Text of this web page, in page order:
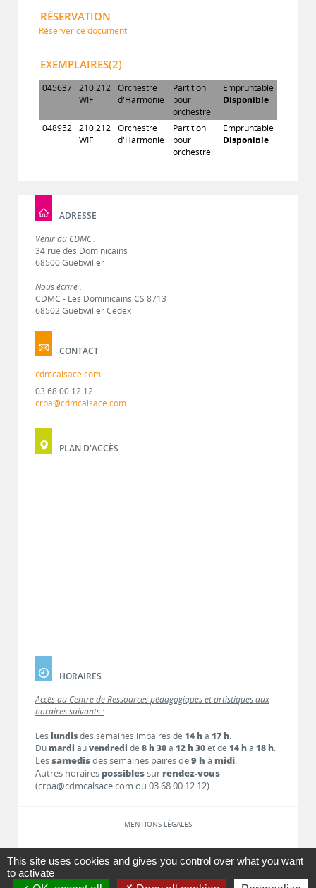
RÉSERVATION
Réserver ce document
EXEMPLAIRES(2)
045637 210.212
WIF
Orchestre
d'Harmonie
Partition
pour
orchestre
Empruntable
Disponible
048952 210.212
WIF
Orchestre
d'Harmonie
Partition
pour
orchestre
Empruntable
Disponible
ADRESSE
Venir au CDMC :
34 rue des Dominicains
68500 Guebwiller
Nous écrire :
CDMC - Les Dominicains CS 8713
68502 Guebwiller Cedex
CONTACT
cdmcalsace.com
03 68 00 12 12
crpa@cdmcalsace.com
PLAN D'ACCÈS
HORAIRES
Accès au Centre de Ressources pédagogiques et artistiques aux
horaires suivants :
Les lundisdes semaines impaires de 14 hà 17 h.
Dumardi auvendredi de 8 h 30à 12 h 30et de 14 hà 18 h.
Lessamedisdes semaines paires de9 h à midi.
Autres horaires possiblessur rendez-vous
(crpa@cdmcalsace.com ou 03 68 00 12 12).
MENTIONS LÉGALES
LIENS
This site uses cookies and gives you control over what you want
to activate